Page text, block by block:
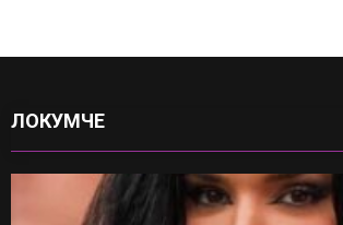
ЛОКУМЧЕ